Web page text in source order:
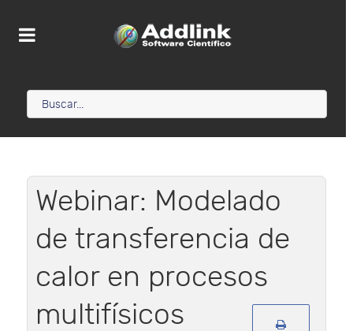
Webinar: Modelado
de transferencia de
calor en procesos
multifísicos